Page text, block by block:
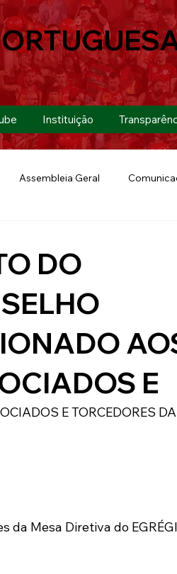
Instituição
Assembleia Geral
Lusa Futebol Feminino
Marketing Sócio-
DO
E
E TORCEDORES DA
da Mesa Diretiva do